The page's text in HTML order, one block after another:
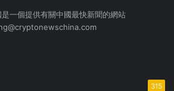
一個提供有關中國最快新聞的網站
315